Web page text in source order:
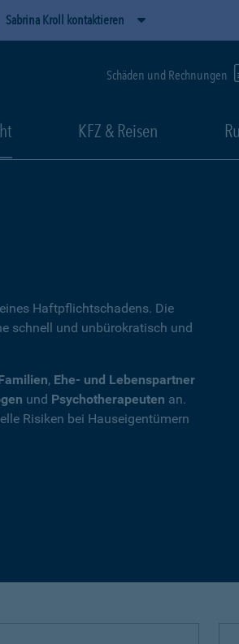
Sabrina Kroll kontaktieren
Schäden und Rechnungen
KFZ & Reisen
Haftpflichtschadens. Die
schnell und unbürokratisch und
, Ehe- und Lebenspartner
und Psychotherapeuten an.
Risiken bei Hauseigentümern